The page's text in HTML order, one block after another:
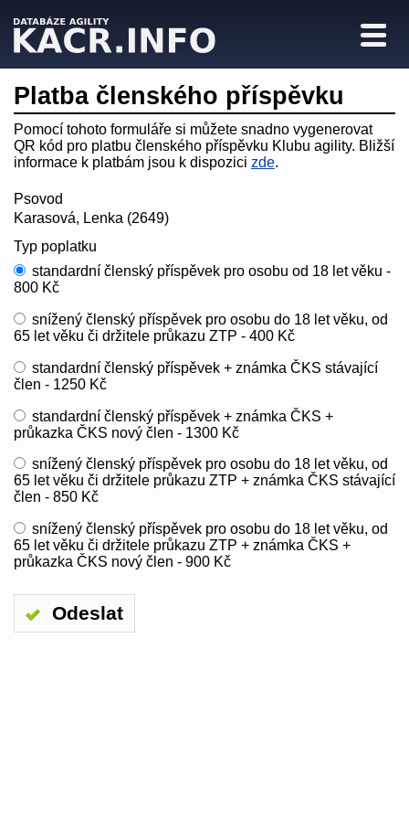
Platba členského příspěvku
Pomocí tohoto formuláře si můžete snadno vygenerovat
QR kód pro platbu členského příspěvku Klubu agility. Bližší
informace k platbám jsou k dispozici zde.
Psovod
Karasová, Lenka (2649)
Typ poplatku
standardní členský příspěvek pro osobu od 18 let věku -
800 Kč
snížený členský příspěvek pro osobu do 18 let věku, od
65 let věku či držitele průkazu ZTP - 400 Kč
standardní členský příspěvek + známka ČKS stávající
člen - 1250 Kč
standardní členský příspěvek + známka ČKS +
průkazka ČKS nový člen - 1300 Kč
snížený členský příspěvek pro osobu do 18 let věku, od
65 let věku či držitele průkazu ZTP + známka ČKS stávající
člen - 850 Kč
snížený členský příspěvek pro osobu do 18 let věku, od
65 let věku či držitele průkazu ZTP + známka ČKS +
průkazka ČKS nový člen - 900 Kč
Odeslat